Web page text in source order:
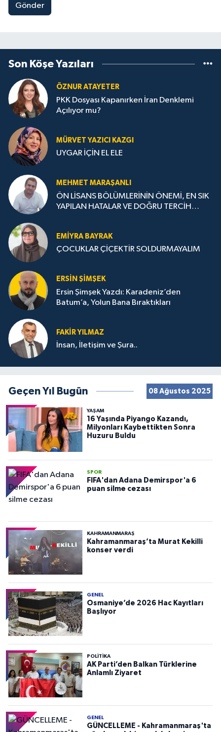
Gönder
Son Köşe Yazıları
ÖZNUR ATAYETER
PKK Dosyası Kapanırken İran Denklemi
Açılıyor mu?
MÜRVET YAZICI KAZGI
UYGAR İÇİN EL ELE
MEHMET MARAŞANLI
ÖN LİSANS BÖLÜMLERİNİN ÖNEMİ, EN SIK
YAPILAN HATALAR VE DOĞRU TERCİH
EMIYRA BAYRAK
ÇOCUKLAR ÇİÇEKTİR SOLDURMAYALIM
ERSIN ŞIMŞEK
Ersin Şimşek Yazdı: Karadeniz’den
Batum’a, Yolun Bana Bıraktıkları
FAKIR YILMAZ
İnsan, İletişim ve Şura..
Geçen Yıl Bugün 08 Ağustos 2025
YAŞAM
16 Yaşında Piyango Kazandı,
Milyonları Kaybettikten Sonra
Huzuru Buldu
SPOR
FIFA'dan Adana Demirspor'a 6
puan silme cezası
KAHRAMANMARAŞ
Kahramanmaraş’ta Murat Kekilli
konser verdi
GENEL
Osmaniye’de 2026 Hac Kayıtları
Başlıyor
POLITIKA
AK Parti’den Balkan Türklerine
Anlamlı Ziyaret
GENEL
GÜNCELLEME - Kahramanmaraş'ta